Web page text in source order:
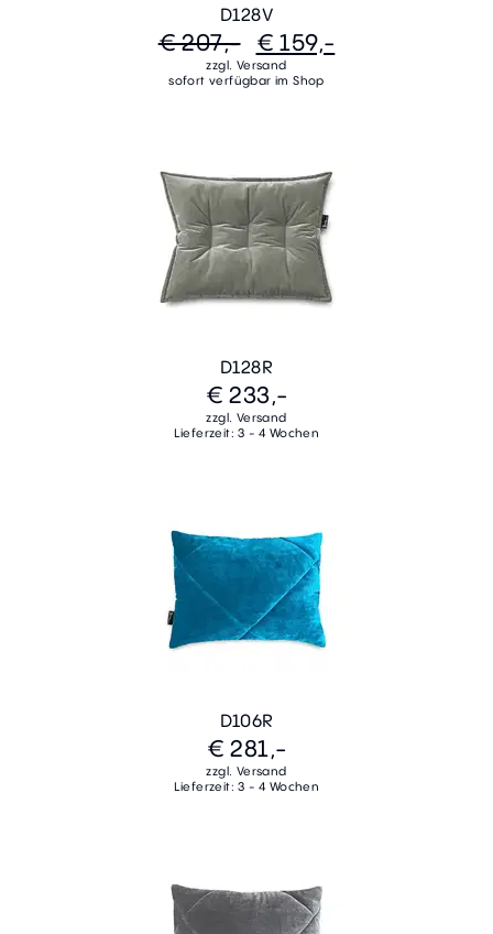
D128V
€ 207,- € 159,-
zzgl. Versand
sofort verfügbar im Shop
D128R
€ 233,-
zzgl. Versand
Lieferzeit: 3 - 4 Wochen
D106R
€ 281,-
zzgl. Versand
Lieferzeit: 3 - 4 Wochen